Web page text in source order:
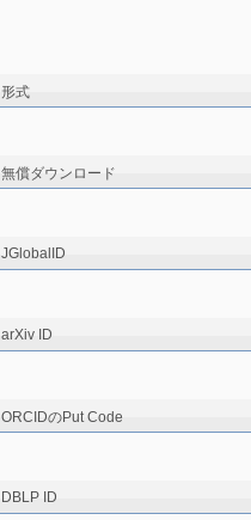
形式
無償ダウンロード
JGlobalID
arXiv ID
ORCIDのPut Code
DBLP ID